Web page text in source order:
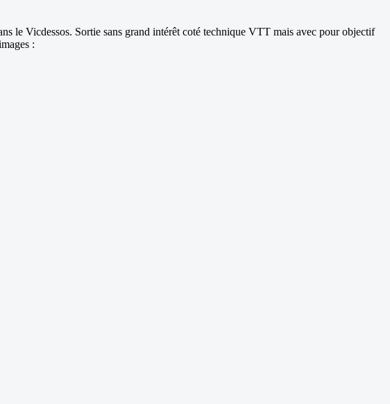
le Vicdessos. Sortie sans grand intérêt coté technique VTT mais avec pour objectif
: